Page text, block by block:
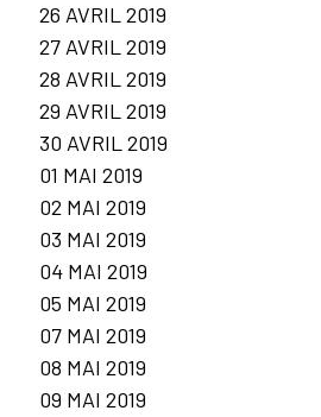
26 AVRIL 2019
27 AVRIL 2019
28 AVRIL 2019
29 AVRIL 2019
30 AVRIL 2019
01 MAI 2019
02 MAI 2019
03 MAI 2019
04 MAI 2019
05 MAI 2019
07 MAI 2019
08 MAI 2019
09 MAI 2019